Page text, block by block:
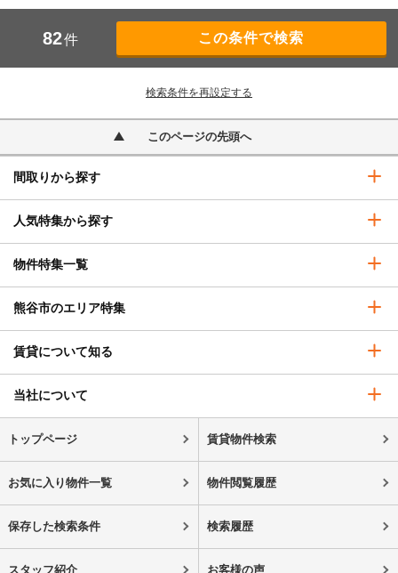
82件
検索条件を再設定する
このページの先頭へ
間取りから探す
人気特集から探す
物件特集一覧
熊谷市のエリア特集
賃貸について知る
当社について
トップページ 賃貸物件検索
お気に入り物件一覧 物件閲覧履歴
保存した検索条件 検索履歴
スタッフ紹介 お客様の声